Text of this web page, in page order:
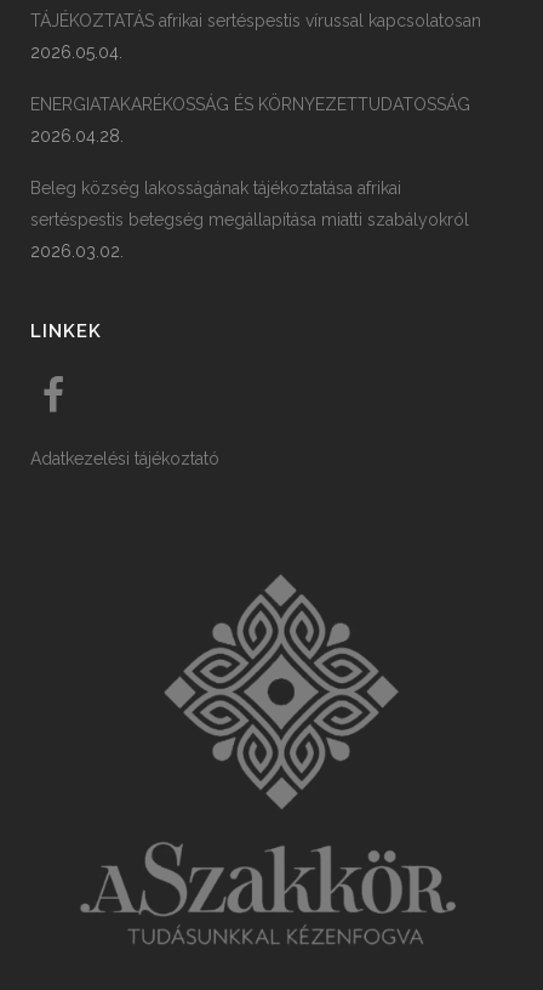
TÁJÉKOZTATÁS afrikai sertéspestis vírussal kapcsolatosan
2026.05.04.
ENERGIATAKARÉKOSSÁG ÉS KÖRNYEZETTUDATOSSÁG
2026.04.28.
Beleg község lakosságának tájékoztatása afrikai
sertéspestis betegség megállapítása miatti szabályokról
2026.03.02.
LINKEK
Adatkezelési tájékoztató